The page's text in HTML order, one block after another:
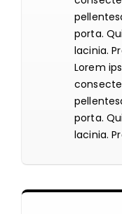
porta.
lacinia.
Lorem
porta.
lacinia.